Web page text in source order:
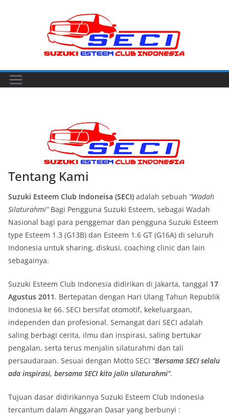
Tentang Kami
Suzuki Esteem Club Indoneisa (SECI) adalah sebuah “Wadah
Silaturahmi”Bagi Pengguna Suzuki Esteem, sebagai Wadah
Nasional bagi para penggemar dan pengguna Suzuki Esteem
type Esteem 1.3 (G13B) dan Esteem 1.6 GT (G16A) di seluruh
Indonesia untuk sharing, diskusi, coaching clinic dan lain
sebagainya.
Suzuki Esteem Club Indonesia didirikan di Jakarta, tanggal 17
Agustus 2011. Bertepatan dengan Hari Ulang Tahun Republik
Indonesia ke 66. SECI bersifat otomotif, kekeluargaan,
independen dan profesional. Semangat dari SECI adalah
saling berbagi cerita, ilmu dan inspirasi, saling bertukar
pengalan, serta terus menjalin silaturahmi dan tali
persaudaraan. Sesuai dengan Motto SECI “Bersama SECI selalu
ada inspirasi, bersama SECI kita jalin silaturahmi”.
Tujuan dasar didirikannya Suzuki Esteem Club Indonesia
tercantum dalam Anggaran Dasar yang berbunyi :